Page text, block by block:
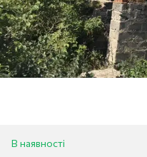
В наявності